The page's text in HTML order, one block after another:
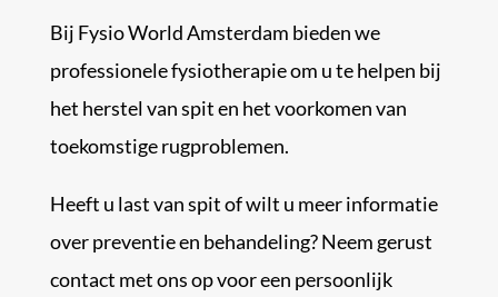
Bij Fysio World Amsterdam bieden we
professionele fysiotherapie om u te helpen bij
het herstel van spit en het voorkomen van
toekomstige rugproblemen.
Heeft u last van spit of wilt u meer informatie
over preventie en behandeling? Neem gerust
contact met ons op voor een persoonlijk